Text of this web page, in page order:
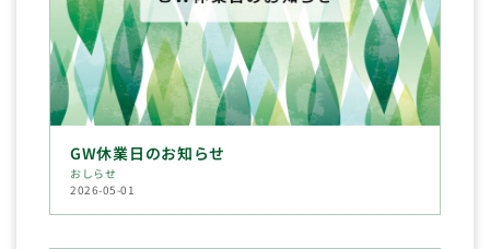
GW休業日のお知らせ
おしらせ
2026-05-01